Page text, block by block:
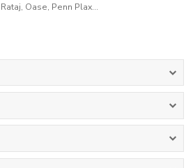
Oase, Penn Plax...